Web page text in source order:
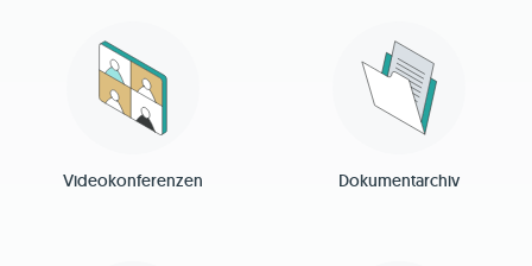
Videokonferenzen Dokumentarchiv